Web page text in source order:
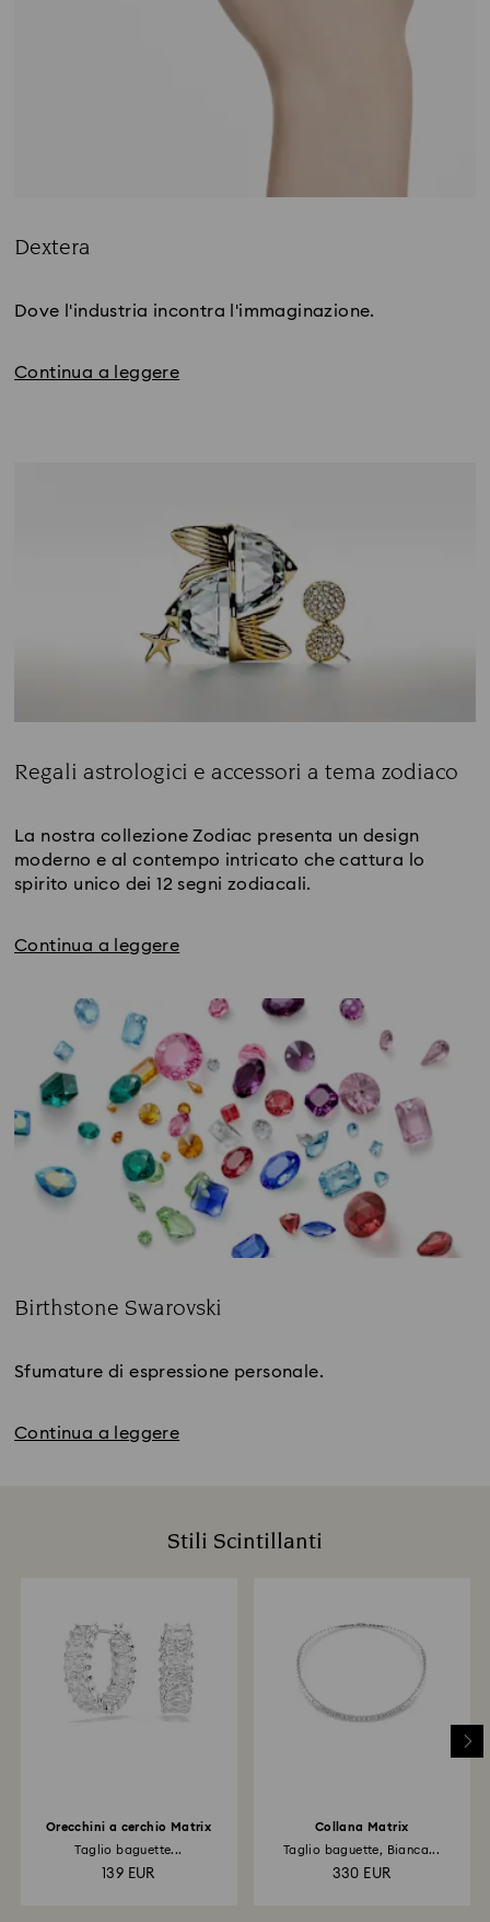
Dextera
Dove l'industria incontra l'immaginazione.
Continua a leggere
Regali astrologici e accessori a tema zodiaco
La nostra collezione Zodiac presenta un design
moderno e al contempo intricato che cattura lo
spirito unico dei 12 segni zodiacali.
Continua a leggere
Birthstone Swarovski
Sfumature di espressione personale.
Continua a leggere
Stili Scintillanti
Orecchini a cerchio Matrix
Taglio baguette...
139 EUR
Collana Matrix
Taglio baguette, Bianca...
330 EUR